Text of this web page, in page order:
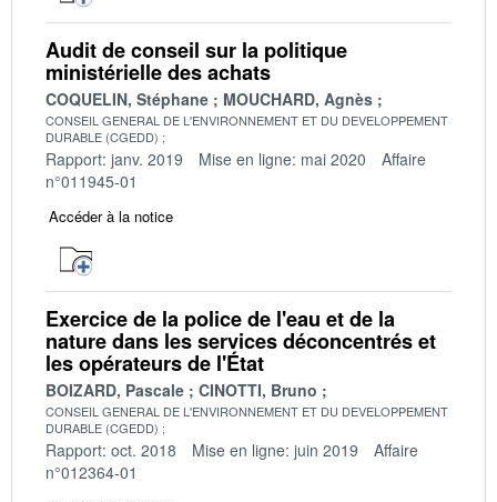
Audit de conseil sur la politique
ministérielle des achats
COQUELIN, Stéphane MOUCHARD, Agnès
CONSEIL GENERAL DE L'ENVIRONNEMENT ET DU DEVELOPPEMENT
DURABLE (CGEDD)
Rapport: janv. 2019 Mise en ligne: mai 2020
Affaire
n°011945-01
Accéder à la notice
Exercice de la police de l'eau et de la
nature dans les services déconcentrés et
les opérateurs de l'État
BOIZARD, Pascale CINOTTI, Bruno
CONSEIL GENERAL DE L'ENVIRONNEMENT ET DU DEVELOPPEMENT
DURABLE (CGEDD)
Rapport: oct. 2018 Mise en ligne: juin 2019
Affaire
n°012364-01